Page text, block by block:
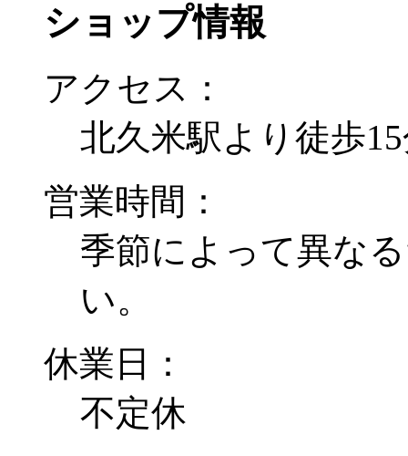
ショップ情報
アクセス：
北久米駅より徒歩
営業時間：
季節によって異な
い。
休業日：
不定休